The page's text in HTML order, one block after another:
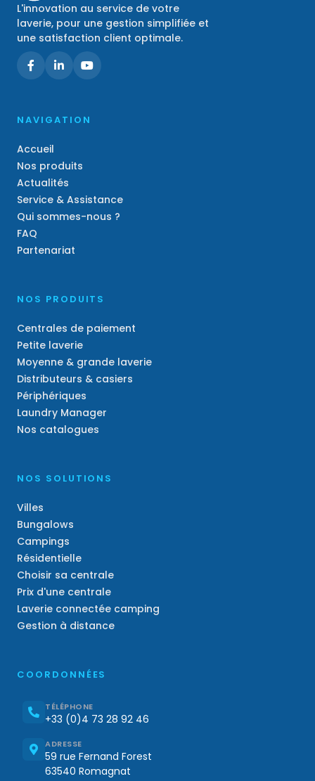
L'innovation au service de votre
laverie, pour une gestion simplifiée et
une satisfaction client optimale.
NAVIGATION
Accueil
Nos produits
Actualités
Service & Assistance
Qui sommes-nous ?
FAQ
Partenariat
NOS PRODUITS
Centrales de paiement
Petite laverie
Moyenne & grande laverie
Distributeurs & casiers
Périphériques
Laundry Manager
Nos catalogues
NOS SOLUTIONS
Villes
Bungalows
Campings
Résidentielle
Choisir sa centrale
Prix d'une centrale
Laverie connectée camping
Gestion à distance
COORDONNÉES
TÉLÉPHONE
+33 (0)4 73 28 92 46
ADRESSE
59 rue Fernand Forest
63540 Romagnat